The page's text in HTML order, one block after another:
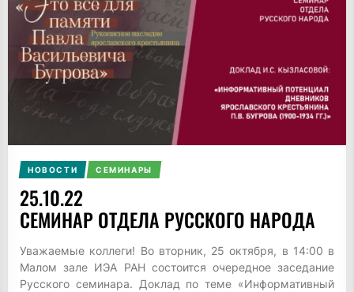
НОВОСТИ СЕМИНАРЫ
25.10.22
СЕМИНАР ОТДЕЛА РУССКОГО НАРОДА
Уважаемые коллеги! Во вторник, 25 октября, в 14:00 в
Малом зале ИЭА РАН состоится очередное заседание
Русского семинара. Доклад по теме «Информативный